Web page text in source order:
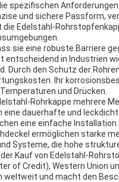
spezifischen
und sichere Passform,
Edelstahl-
sie eine robuste Barriere
in Industrien
Durch den Schutz der
Ihr
und Drücken.
Rohrkappe mehrere
dauerhafte und
eine einfache
ermöglichen starke
Systeme, die hohe
Kauf von Edelstahl-
of Credit), Western Union
und macht den